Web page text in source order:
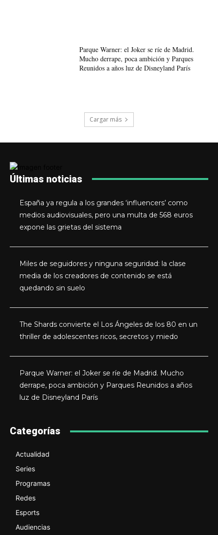
Parque Warner: el Joker se ríe de Madrid.
Mucho derrape, poca ambición y Parques
Reunidos a años luz de Disneyland París
Cargar más
Últimas noticias
España ya regula a los grandes ‘influencers’ como
medios audiovisuales, pero una multa de 568 euros
expone las grietas del sistema
Miles de seguidores y ninguna seguridad: la clase
media de los creadores de contenido se está
quedando sin suelo
The Shards convierte el Los Ángeles de los 80 en un
thriller de adolescentes ricos, secretos y miedo
Parque Warner: el Joker se ríe de Madrid. Mucho
derrape, poca ambición y Parques Reunidos a años
luz de Disneyland París
Categorías
Actualidad
Series
Programas
Redes
Esports
Audiencias